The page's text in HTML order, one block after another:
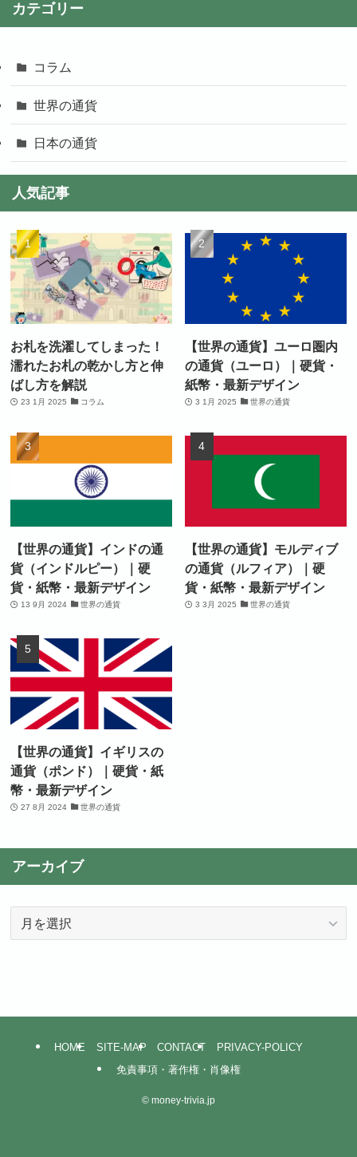
カテゴリー
コラム
世界の通貨
日本の通貨
人気記事
お札を洗濯してしまった！
濡れたお札の乾かし方と伸
ばし方を解説
23 1月 2025 コラム
【世界の通貨】ユーロ圏内
の通貨（ユーロ）｜硬貨・
紙幣・最新デザイン
3 1月 2025 世界の通貨
【世界の通貨】インドの通
貨（インドルピー）｜硬
貨・紙幣・最新デザイン
13 9月 2024 世界の通貨
【世界の通貨】モルディブ
の通貨（ルフィア）｜硬
貨・紙幣・最新デザイン
3 3月 2025 世界の通貨
【世界の通貨】イギリスの
通貨（ポンド）｜硬貨・紙
幣・最新デザイン
27 8月 2024 世界の通貨
アーカイブ
HOME SITE-MAP CONTACT
PRIVACY-POLICY
免責事項・著作権・肖像権
© money-trivia.jp